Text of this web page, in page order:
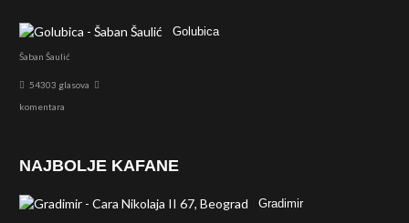
Golubica
Šaban Šaulić
54303 glasova
komentara
NAJBOLJE KAFANE
Gradimir